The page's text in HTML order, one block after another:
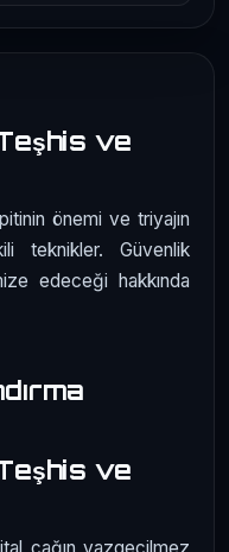
ve
önemi ve triyajın
teknikler. Güvenlik
edeceği hakkında
ve